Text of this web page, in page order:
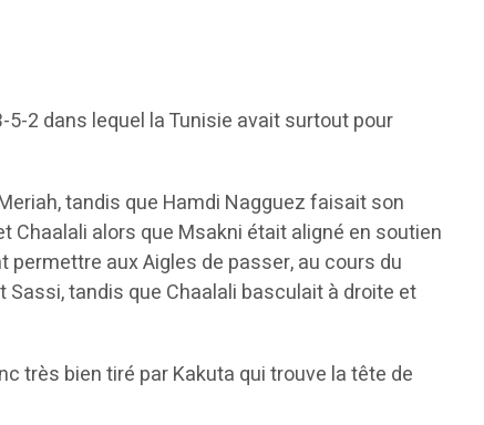
2 dans lequel la Tunisie avait surtout pour
tandis que Hamdi Nagguez faisait son
Chaalali alors que Msakni était aligné en soutien
aux Aigles de passer, au cours du
tandis que Chaalali basculait à droite et
très bien tiré par Kakuta qui trouve la tête de